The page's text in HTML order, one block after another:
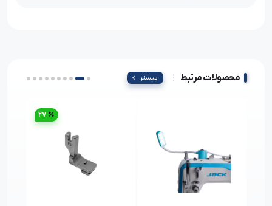
محصولات مرتبط بیشتر
27